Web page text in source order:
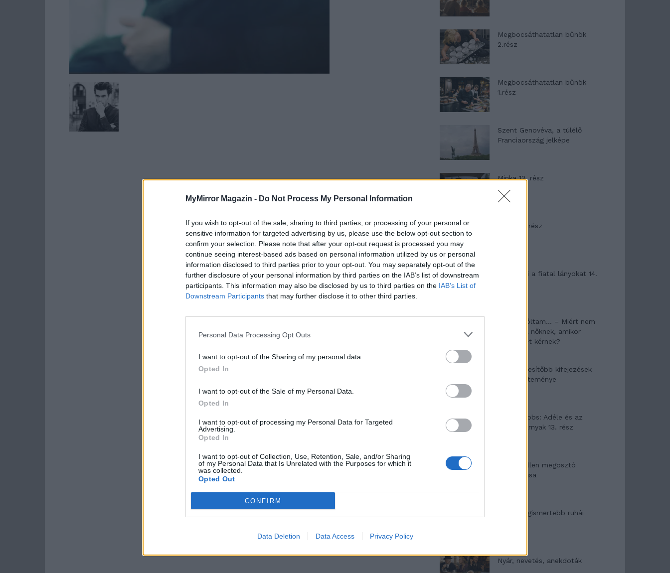
MyMirror Magazin - Do Not Process My Personal Information
If you wish to opt-out of the sale, sharing to third parties, or processing of your personal or
sensitive information for targeted advertising by us, please use the below opt-out section to
confirm your selection. Please note that after your opt-out request is processed you may
continue seeing interest-based ads based on personal information utilized by us or personal
information disclosed to third parties prior to your opt-out. You may separately opt-out of the
further disclosure of your personal information by third parties on the IAB’s list of downstream
participants. This information may also be disclosed by us to third parties on the IAB’s List of
Downstream Participants that may further disclose it to other third parties.
Personal Data Processing Opt Outs
I want to opt-out of the Sharing of my personal data.
Opted In
I want to opt-out of the Sale of my Personal Data.
Opted In
I want to opt-out of processing my Personal Data for Targeted
Advertising.
Opted In
I want to opt-out of Collection, Use, Retention, Sale, and/or Sharing
of my Personal Data that Is Unrelated with the Purposes for which it
was collected.
Opted Out
CONFIRM
Data Deletion Data Access Privacy Policy
Megbocsáthatatlan bűnök
2.rész
Megbocsáthatatlan bűnök
1.rész
Szent Genovéva, a túlélő
Franciaország jelképe
Minka 12. rész
Minka 11. rész
T. szereti a fiatal lányokat 14.
Pedig szóltam… – Miért nem
hiszünk a nőknek, amikor
segítséget kérnek?
A legidegesítőbb kifejezések
laza gyűjteménye
Elyna Robbs: Adéle és az
örökölt árnyak 13. rész
Woody Allen megosztó
zsenialitása
A világ legismertebb ruhái
Nyár, nevetés, anekdoták